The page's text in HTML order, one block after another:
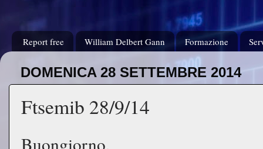
Report free William Delbert Gann Formazione
DOMENICA 28 SETTEMBRE 2014
Ftsemib 28/9/14
Buongiorno,